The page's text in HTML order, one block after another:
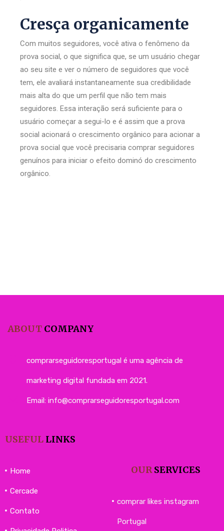
Cresça organicamente
Com muitos seguidores, você ativa o fenômeno da
prova social, o que significa que, se um usuário chegar
ao seu site e ver o número de seguidores que você
tem, ele avaliará instantaneamente sua credibilidade
mais alta do que um perfil que não tem mais
seguidores. Essa interação será suficiente para o
usuário começar a segui-lo e é assim que a prova
social acionará o crescimento orgânico para acionar a
prova social que você precisaria comprar seguidores
genuínos para iniciar o efeito dominó do crescimento
orgânico.
ABOUT COMPANY
comprarseguidoresportugal é uma agência de
marketing digital fundada em 2021.
Email: info@comprarseguidoresportugal.com
USEFUL LINKS
Home
Cercade
Contato
OURSERVICES
comprar likes instagram
Portugal